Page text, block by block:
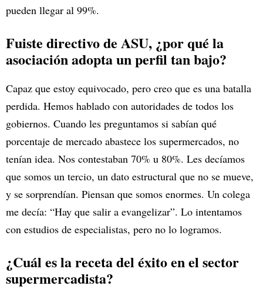
pueden llegar al 99%.
Fuiste directivo de ASU, ¿por qué la
asociación adopta un perfil tan bajo?
Capaz que estoy equivocado, pero creo que es una batalla
perdida. Hemos hablado con autoridades de todos los
gobiernos. Cuando les preguntamos si sabían qué
porcentaje de mercado abastece los supermercados, no
tenían idea. Nos contestaban 70% u 80%. Les decíamos
que somos un tercio, un dato estructural que no se mueve,
y se sorprendían. Piensan que somos enormes. Un colega
me decía: “Hay que salir a evangelizar”. Lo intentamos
con estudios de especialistas, pero no lo logramos.
¿Cuál es la receta del éxito en el sector
supermercadista?